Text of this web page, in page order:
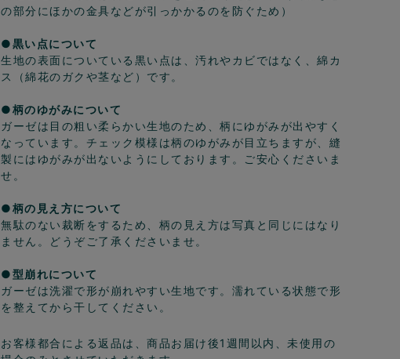
の部分にほかの金具などが引っかかるのを防ぐため）
●黒い点について
生地の表面についている黒い点は、汚れやカビではなく、綿カ
ス（綿花のガクや茎など）です。
●柄のゆがみについて
ガーゼは目の粗い柔らかい生地のため、柄にゆがみが出やすく
なっています。チェック模様は柄のゆがみが目立ちますが、縫
製にはゆがみが出ないようにしております。ご安心くださいま
せ。
●柄の見え方について
無駄のない裁断をするため、柄の見え方は写真と同じにはなり
ません。どうぞご了承くださいませ。
●型崩れについて
ガーゼは洗濯で形が崩れやすい生地です。濡れている状態で形
を整えてから干してください。
お客様都合による返品は、商品お届け後1週間以内、未使用の